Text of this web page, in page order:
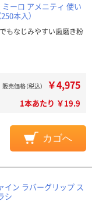
ーロ アメニティ 使い
本入）
もなじみやすい歯磨き粉
販売価格（税込） ￥4,975
1本あたり ￥19.9
カゴへ
イン ラバーグリップ ス
シ